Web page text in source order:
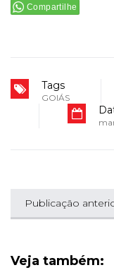
Compartilhe
Tags
GOIÁS
Publicação
Veja também: